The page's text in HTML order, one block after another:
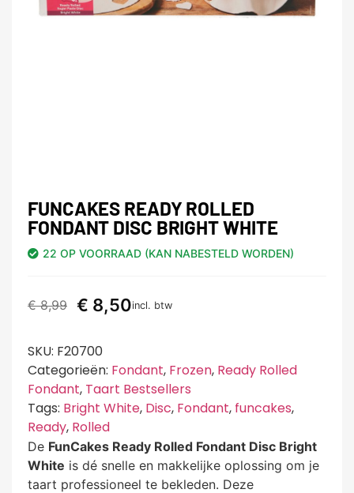
FUNCAKES READY ROLLED
FONDANT DISC BRIGHT WHITE
22 OP VOORRAAD (KAN NABESTELD WORDEN)
€8,99 € 8,50incl. btw
SKU: F20700
Categorieën: Fondant, Frozen, Ready Rolled
Fondant, Taart Bestsellers
Tags: Bright White, Disc, Fondant, funcakes,
Ready, Rolled
De FunCakes Ready Rolled Fondant Disc Bright
White is dé snelle en makkelijke oplossing om je
taart professioneel te bekleden. Deze